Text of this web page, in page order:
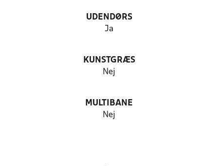
UDENDØRS
Ja
KUNSTGRÆS
Nej
MULTIBANE
Nej